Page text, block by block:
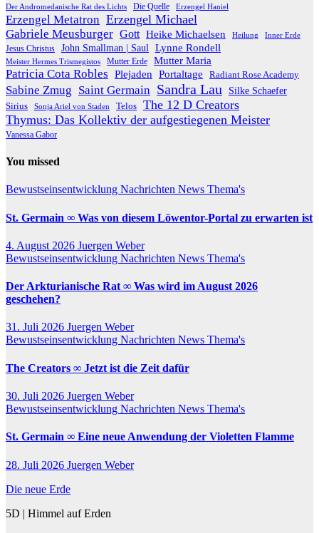
Der Andromedanische Rat des Lichts Die Quelle Erzengel Haniel
Erzengel Metatron Erzengel Michael
Gabriele Meusburger Gott Heike Michaelsen Heilung Inner Erde
Jesus Christus John Smallman | Saul Lynne Rondell
Meister Hermes Trismegistos Mutter Erde Mutter Maria
Patricia Cota Robles Plejaden Portaltage Radiant Rose Academy
Sabine Zmug Saint Germain Sandra Lau Silke Schaefer
Sirius Sonja Ariel von Staden Telos The 12 D Creators
Thymus: Das Kollektiv der aufgestiegenen Meister
Vanessa Gabor
You missed
Bewustseinsentwicklung Nachrichten News Thema's
St. Germain ∞ Was von diesem Löwentor-Portal zu erwarten ist
4. August 2026 Juergen Weber
Bewustseinsentwicklung Nachrichten News Thema's
Der Arkturianische Rat ∞ Was wird im August 2026
geschehen?
31. Juli 2026 Juergen Weber
Bewustseinsentwicklung Nachrichten News Thema's
The Creators ∞ Jetzt ist die Zeit dafür
30. Juli 2026 Juergen Weber
Bewustseinsentwicklung Nachrichten News Thema's
St. Germain ∞ Eine neue Anwendung der Violetten Flamme
28. Juli 2026 Juergen Weber
Die neue Erde
5D | Himmel auf Erden